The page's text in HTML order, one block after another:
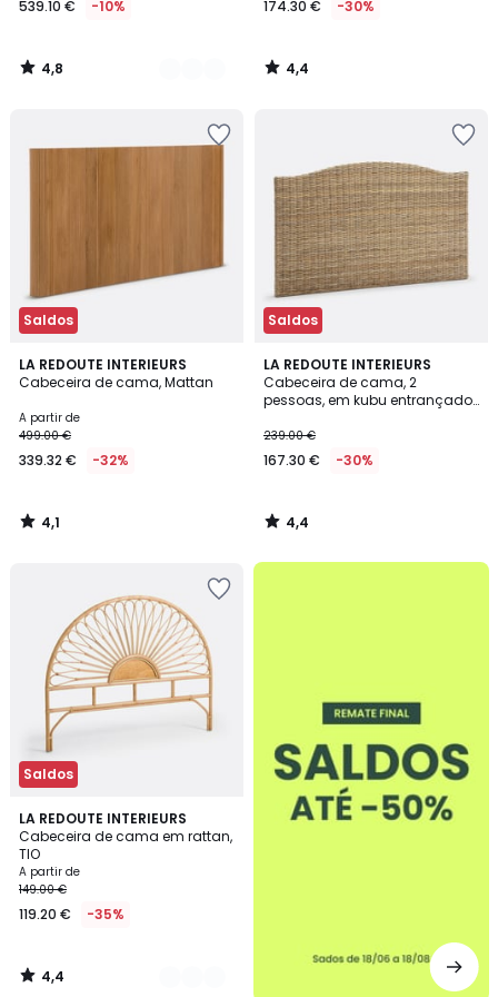
partir
539.10
€
de
539.10 € -10%
4,8
/
174.30 € -30%
4,4
/
Saldos
LA REDOUTE INTERIEURS
Cabeceira de cama, Mattan
A partir de
499.00 €
339.32 € -32%
4,1
/ 5
4,1
/
Saldos
LA REDOUTE INTERIEURS
Cabeceira de cama, 2
pessoas, em kubu entrançado,
239.00 €
167.30 € -30%
4,4
/ 5
4,4
/
Saldos
LA REDOUTE INTERIEURS
Cabeceira de cama em rattan,
TIO
A partir de
149.00 €
119.20 € -35%
4,4
/ 5
2
Cores
4,4
/
até